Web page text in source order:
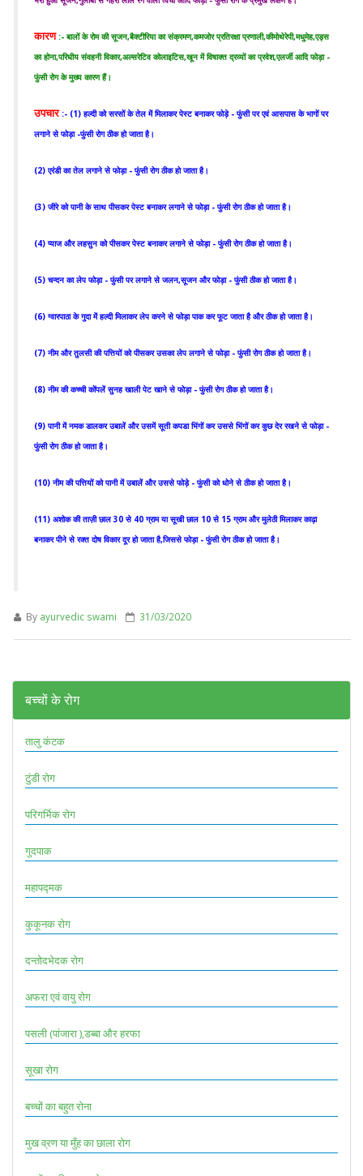
कारण :- बालों के रोम की सूजन,बैक्टीरिया का संक्रमण,कमजोर प्रतिरक्षा प्रणाली,कीमोथेरेपी,मधुमेह,एड्स
का होना,परिधीय संवहनी विकार,अल्सरेटिव कोलाइटिस,खून में विषाक्त द्रव्यों का प्रवेश,एलर्जी आदि फोड़ा -
फुंसी रोग के मुख्य कारण हैं।
उपचार :- (1) हल्दी को सरसों के तेल में मिलाकर पेस्ट बनाकर फोड़े - फुंसी पर एवं आसपास के भागों पर
लगाने से फोड़ा -फुंसी रोग ठीक हो जाता है।
(2) एरंडी का तेल लगाने से फोड़ा - फुंसी रोग ठीक हो जाता है।
(3) जीरे को पानी के साथ पीसकर पेस्ट बनाकर लगाने से फोड़ा - फुंसी रोग ठीक हो जाता है।
(4) प्याज और लहसुन को पीसकर पेस्ट बनाकर लगाने से फोड़ा - फुंसी रोग ठीक हो जाता है।
(5) चन्दन का लेप फोड़ा - फुंसी पर लगाने से जलन,सूजन और फोड़ा - फुंसी ठीक हो जाता है।
(6) ग्वारपाठा के गुदा में हल्दी मिलाकर लेप करने से फोड़ा पाक कर फूट जाता है और ठीक हो जाता है।
(7) नीम और तुलसी की पत्तियों को पीसकर उसका लेप लगाने से फोड़ा - फुंसी रोग ठीक हो जाता है।
(8) नीम की कच्ची कोंपलें सुनह खाली पेट खाने से फोड़ा - फुंसी रोग ठीक हो जाता है।
(9) पानी में नमक डालकर उबालें और उसमें सूती कपडा भिंगों कर उससे भिंगों कर कुछ देर रखने से फोड़ा -
फुंसी रोग ठीक हो जाता है।
(10) नीम की पत्तियों को पानी में उबालें और उससे फोड़े - फुंसी को धोने से ठीक हो जाता है।
(11) अशोक की ताज़ी छाल 30 से 40 ग्राम या सूखी छाल 10 से 15 ग्राम और मुलेठी मिलाकर काढ़ा
बनाकर पीने से रक्त दोष विकार दूर हो जाता है,जिससे फोड़ा - फुंसी रोग ठीक हो जाता है।
By ayurvedic swami 31/03/2020
बच्चों के रोग
तालु कंटक
टुंडी रोग
परिगर्भिक रोग
गुदपाक
महापद्मक
कुकूनक रोग
दन्तोदभेदक रोग
अफरा एवं वायु रोग
पसली (पांजारा ),डब्बा और हरफा
सूखा रोग
बच्चों का बहुत रोना
मुख व्रण या मुँह का छाला रोग